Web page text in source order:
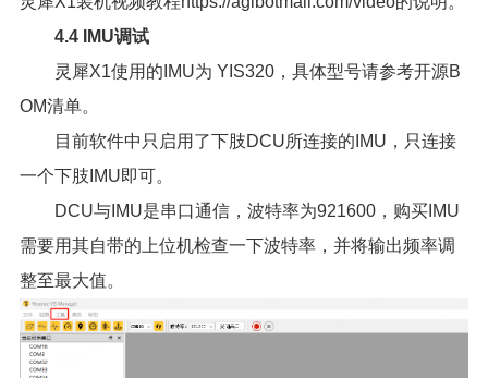
4.4 IMU调试
灵犀X1使用的IMU为 YIS320，具体型号请参考开源B
OM清单。
目前软件中只启用了下肢DCU所连接的IMU，只连接
一个下肢IMU即可。
DCU与IMU是串口通信，波特率为921600，购买IMU
需要用其自带的上位机检查一下波特率，并将输出频率调
整至最大值。